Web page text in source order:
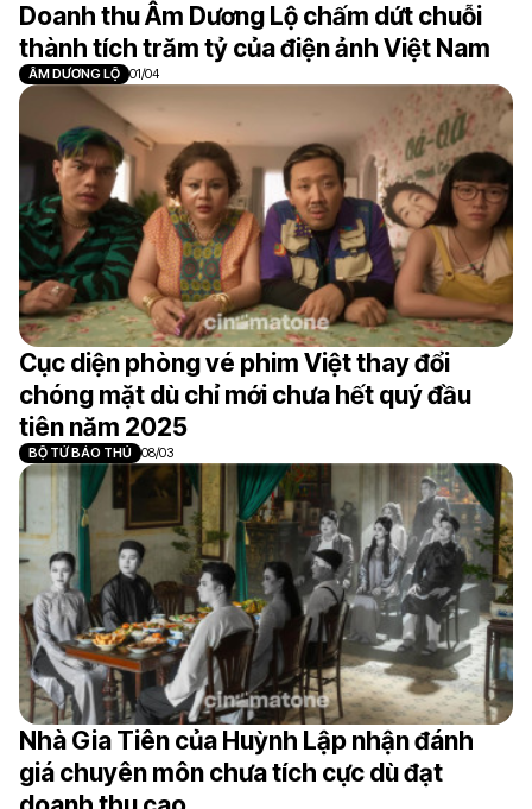
Doanh thu Âm Dương Lộ chấm dứt chuỗi
thành tích trăm tỷ của điện ảnh Việt Nam
ÂM DƯƠNG LỘ 01/04
Cục diện phòng vé phim Việt thay đổi
chóng mặt dù chỉ mới chưa hết quý đầu
tiên năm 2025
BỘ TỨ BÁO THỦ 08/03
Nhà Gia Tiên của Huỳnh Lập nhận đánh
giá chuyên môn chưa tích cực dù đạt